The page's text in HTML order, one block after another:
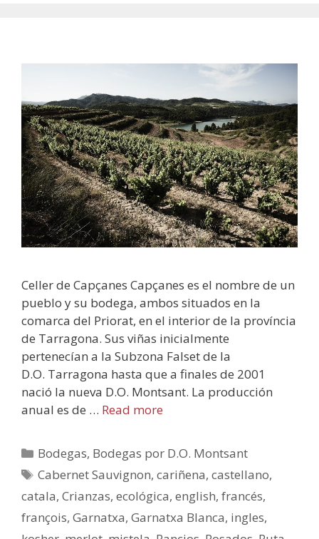
Celler de Capçanes Capçanes es el nombre de un
pueblo y su bodega, ambos situados en la
comarca del Priorat, en el interior de la província
de Tarragona. Sus viñas inicialmente
pertenecían a la Subzona Falset de la
D.O. Tarragona hasta que a finales de 2001
nació la nueva D.O. Montsant. La producción
anual es de … Read more
Bodegas, Bodegas por D.O. Montsant
Cabernet Sauvignon,cariñena,castellano,
catala, Crianzas, ecológica, english, francés,
françois, Garnatxa, Garnatxa Blanca, ingles,